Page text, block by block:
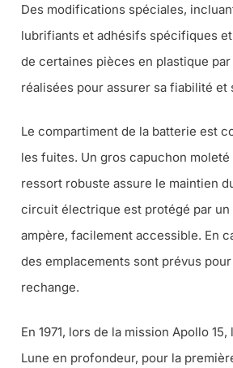
Des modifications spéciales,
lubrifiants et adhésifs spécifiques
de certaines pièces en plastique
réalisées pour assurer sa fiabilité et
Le compartiment de la batterie est
les fuites. Un gros capuchon moleté
ressort robuste assure le maintien
circuit électrique est protégé par un
ampère, facilement accessible. En
des emplacements sont prévus
rechange.
En 1971, lors de la mission Apollo
Lune en profondeur, pour la